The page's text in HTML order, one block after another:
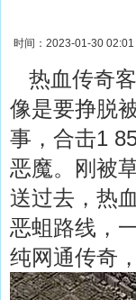
时间：2023-01-30
热血传奇
像是要挣脱
事，合击1
恶魔。刚被
送过去，热
恶蛆路线，
纯网通传奇